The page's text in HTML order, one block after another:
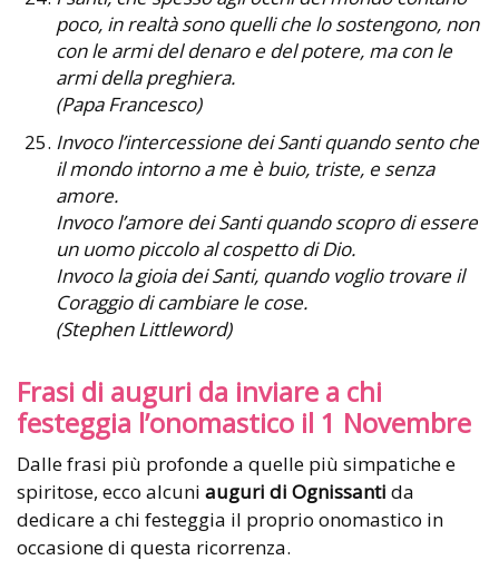
poco, in realtà sono quelli che lo sostengono, non
con le armi del denaro e del potere, ma con le
armi della preghiera.
(Papa Francesco)
Invoco l’intercessione dei Santi quando sento che
il mondo intorno a me è buio, triste, e senza
amore.
Invoco l’amore dei Santi quando scopro di essere
un uomo piccolo al cospetto di Dio.
Invoco la gioia dei Santi, quando voglio trovare il
Coraggio di cambiare le cose.
(Stephen Littleword)
Frasi di auguri da inviare a chi
festeggia l’onomastico il 1 Novembre
Dalle frasi più profonde a quelle più simpatiche e
spiritose, ecco alcuni auguri di Ognissanti da
dedicare a chi festeggia il proprio onomastico in
occasione di questa ricorrenza.